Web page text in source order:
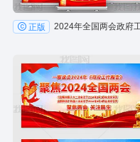
正版